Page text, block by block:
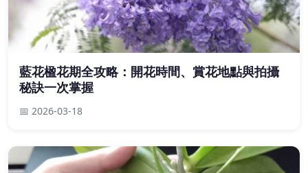
藍花楹花期全攻略：開花時間、賞花地點與拍攝
秘訣一次掌握
📅 2026-03-18